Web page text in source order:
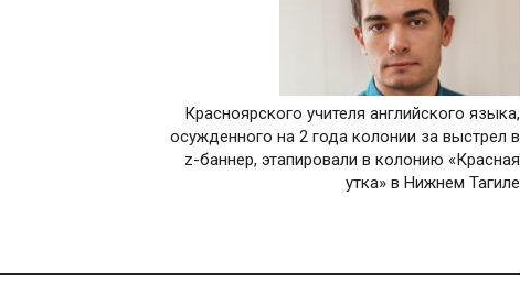
Красноярского учителя английского языка,
осужденного на 2 года колонии за выстрел в
z-баннер, этапировали в колонию «Красная
утка» в Нижнем Тагиле